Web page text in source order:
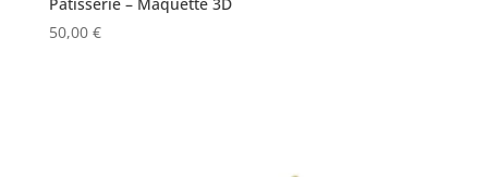
Pâtisserie – Maquette 3D
50,00 €